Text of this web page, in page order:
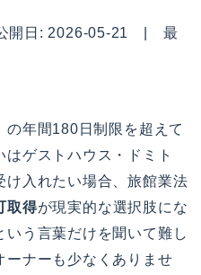
開日: 2026-05-21 | 最
の年間180日制限を超えて
ゲストハウス・ドミト
け入れたい場合、旅館業法
取得が現実的な選択肢にな
いう言葉だけを聞いて難し
ーナーも少なくありませ